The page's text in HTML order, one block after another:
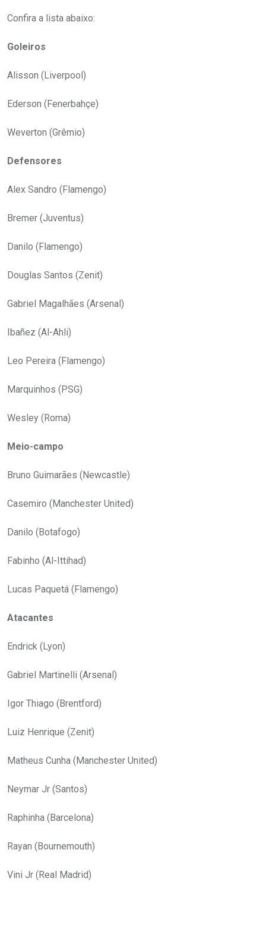
Confira a lista abaixo:
Goleiros
Alisson (Liverpool)
Ederson (Fenerbahçe)
Weverton (Grêmio)
Defensores
Alex Sandro (Flamengo)
Bremer (Juventus)
Danilo (Flamengo)
Douglas Santos (Zenit)
Gabriel Magalhães (Arsenal)
Ibañez (Al-Ahli)
Leo Pereira (Flamengo)
Marquinhos (PSG)
Wesley (Roma)
Meio-campo
Bruno Guimarães (Newcastle)
Casemiro (Manchester United)
Danilo (Botafogo)
Fabinho (Al-Ittihad)
Lucas Paquetá (Flamengo)
Atacantes
Endrick (Lyon)
Gabriel Martinelli (Arsenal)
Igor Thiago (Brentford)
Luiz Henrique (Zenit)
Matheus Cunha (Manchester United)
Neymar Jr (Santos)
Raphinha (Barcelona)
Rayan (Bournemouth)
Vini Jr (Real Madrid)